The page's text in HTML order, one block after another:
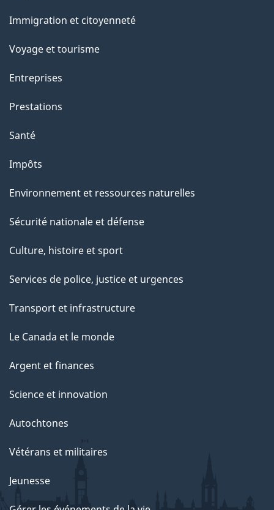
sujets
Immigration et citoyenneté
Voyage et tourisme
Entreprises
Prestations
Santé
Impôts
Environnement et ressources naturelles
Sécurité nationale et défense
Culture, histoire et sport
Services de police, justice et urgences
Transport et infrastructure
Le Canada et le monde
Argent et finances
Science et innovation
Autochtones
Vétérans et militaires
Jeunesse